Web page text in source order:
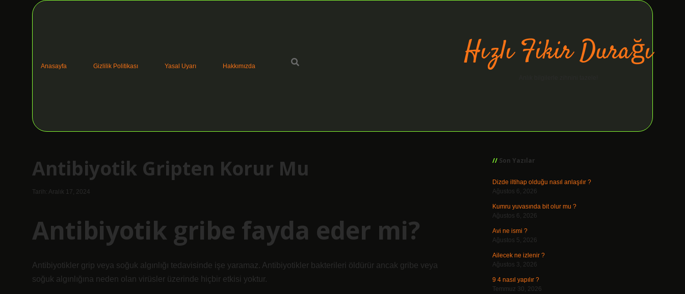
Anasayfa Gizlilik Politikası Yasal Uyarı Hakkımızda Hızlı Fikir Durağı
Antibiyotik Gripten Korur Mu
Tarih: Aralık 17, 2024
Antibiyotik gribe fayda eder mi?
Antibiyotikler grip veya soğuk algınlığı tedavisinde işe yaramaz. Antibiyotikler bakterileri öldürür ancak gribe veya
soğuk algınlığına neden olan virüsler üzerinde hiçbir etkisi yoktur.
Son Yazılar
Dizde iltihap olduğu nasıl anlaşılır ?
Ağustos 6, 2026
Kumru yuvasında bit olur mu ?
Ağustos 6, 2026
Avi ne ismi ?
Ağustos 5, 2026
Ailecek ne izlenir ?
Ağustos 3, 2026
9 4 nasıl yapılır ?
Temmuz 30, 2026